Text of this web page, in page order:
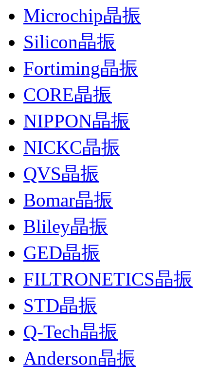
Microchip晶振
Silicon晶振
Fortiming晶振
CORE晶振
NIPPON晶振
NICKC晶振
QVS晶振
Bomar晶振
Bliley晶振
GED晶振
FILTRONETICS晶振
STD晶振
Q-Tech晶振
Anderson晶振